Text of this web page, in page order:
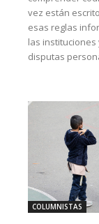
vez están
esas reglas
las
disputas
COLUMNISTAS